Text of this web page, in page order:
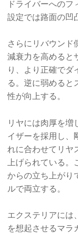
ドライバーへの
設定では路面の凹
さらにリバウンド
減衰力を高めると
り、より正確でダ
る。逆に弱めると
性が向上する。
リヤには肉厚を増
イザーを採用し、
れに合わせてリヤ
上げられている
からの立ち上がり
ルで両立する。
エクステリアには
を想起させるマラ